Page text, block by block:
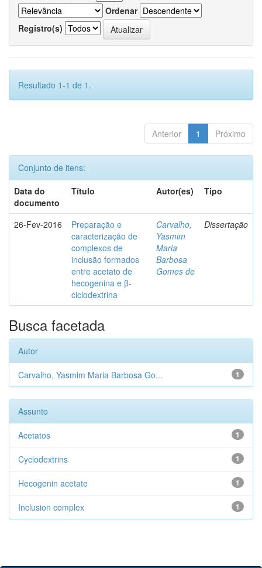
Ordenar
Registro(s)
Resultado 1-1 de 1.
Anterior 1 Próximo
Conjunto de itens:
Data do
documento
Título Autor(es) Tipo
26-Fev-2016
Preparação e
caracterização de
complexos de
inclusão formados
entre acetato de
hecogenina e β-
ciclodextrina
Carvalho,
Yasmim
Maria
Barbosa
Gomes de
Dissertação
Busca facetada
Autor
1
Carvalho, Yasmim Maria Barbosa Go...
Assunto
1
Acetatos
1
Cyclodextrins
1
Hecogenin acetate
1
Inclusion complex